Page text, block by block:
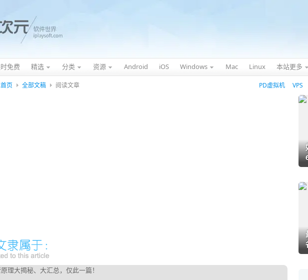
免费 精选 分类 资源 Android iOS Windows Mac Linux 本站更多
页 全部文稿 阅读文章 PD虚拟机 VPS